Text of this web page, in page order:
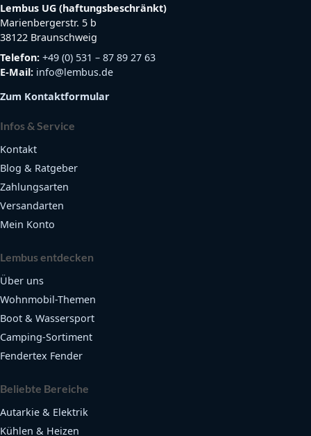
Lembus UG (haftungsbeschränkt)
Marienbergerstr. 5 b
38122 Braunschweig
Telefon: +49 (0) 531 – 87 89 27 63
E-Mail: info@lembus.de
Zum Kontaktformular
Infos & Service
Kontakt
Blog & Ratgeber
Zahlungsarten
Versandarten
Mein Konto
Lembus entdecken
Über uns
Wohnmobil-Themen
Boot & Wassersport
Camping-Sortiment
Fendertex Fender
Beliebte Bereiche
Autarkie & Elektrik
Kühlen & Heizen